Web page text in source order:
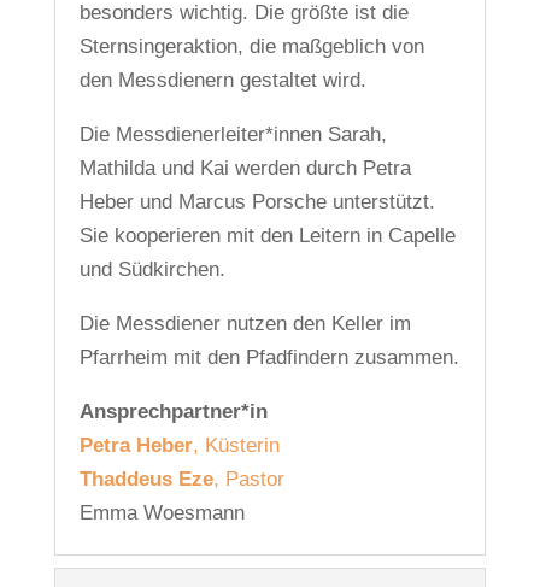
besonders wichtig. Die größte ist die
Sternsingeraktion, die maßgeblich von
den Messdienern gestaltet wird.
Die Messdienerleiter*innen Sarah,
Mathilda und Kai werden durch Petra
Heber und Marcus Porsche unterstützt.
Sie kooperieren mit den Leitern in Capelle
und Südkirchen.
Die Messdiener nutzen den Keller im
Pfarrheim mit den Pfadfindern zusammen.
Ansprechpartner*in
Petra Heber, Küsterin
Thaddeus Eze, Pastor
Emma Woesmann